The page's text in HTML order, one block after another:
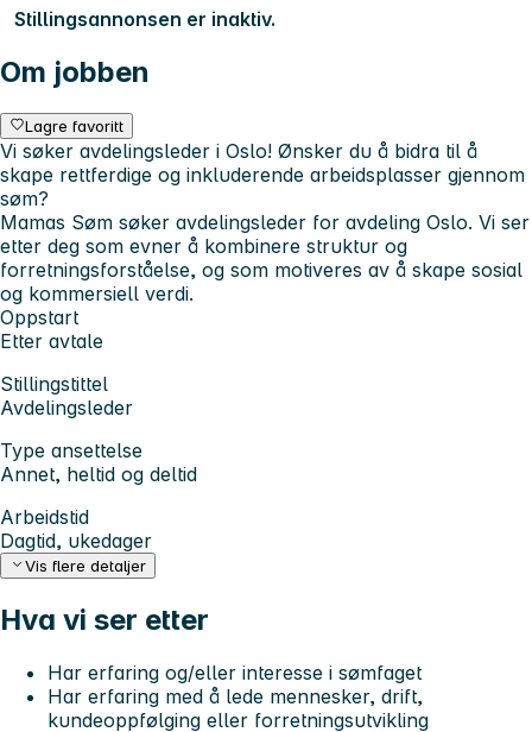
Stillingsannonsen er inaktiv.
Om jobben
Lagre favoritt
Vi søker avdelingsleder i Oslo! Ønsker du å bidra til å
skape rettferdige og inkluderende arbeidsplasser gjennom
søm?
Mamas Søm søker avdelingsleder for avdeling Oslo. Vi ser
etter deg som evner å kombinere struktur og
forretningsforståelse, og som motiveres av å skape sosial
og kommersiell verdi.
Oppstart
Etter avtale
Stillingstittel
Avdelingsleder
Type ansettelse
Annet, heltid og deltid
Arbeidstid
Dagtid, ukedager
Vis flere detaljer
Hva vi ser etter
Har erfaring og/eller interesse i sømfaget
Har erfaring med å lede mennesker, drift,
kundeoppfølging eller forretningsutvikling